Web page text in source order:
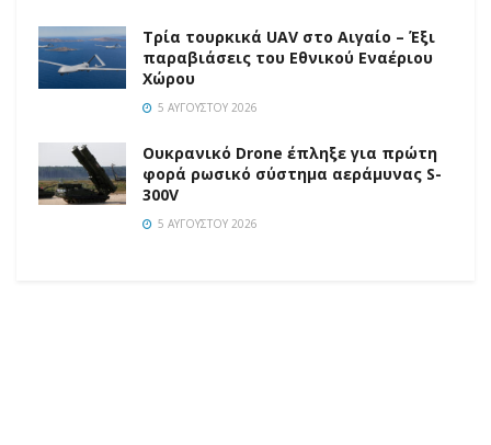
Τρία τουρκικά UAV στο Αιγαίο – Έξι
παραβιάσεις του Εθνικού Εναέριου
Χώρου
5 ΑΥΓΟΎΣΤΟΥ 2026
Ουκρανικό Drone έπληξε για πρώτη
φορά ρωσικό σύστημα αεράμυνας S-
300V
5 ΑΥΓΟΎΣΤΟΥ 2026